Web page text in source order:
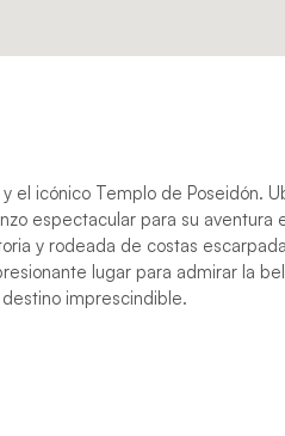
el icónico Templo de Poseidón.
espectacular para su aventura
y rodeada de costas
lugar para admirar la
imprescindible.